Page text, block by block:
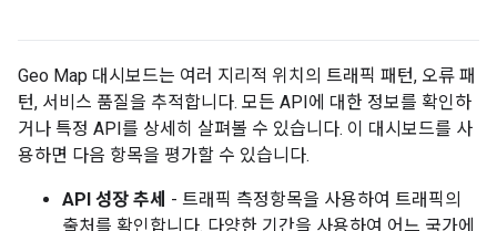
Geo Map 대시보드는 여러 지리적 위치의 트래픽 패턴, 오류 패
턴, 서비스 품질을 추적합니다. 모든 API에 대한 정보를 확인하
거나 특정 API를 상세히 살펴볼 수 있습니다. 이 대시보드를 사
용하면 다음 항목을 평가할 수 있습니다.
API 성장 추세 - 트래픽 측정항목을 사용하여 트래픽의
출처를 확인합니다. 다양한 기간을 사용하여 어느 국가에